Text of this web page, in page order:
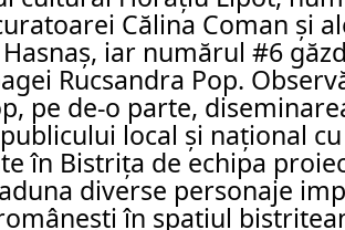
Călina Coman și
iar numărul #6
Rucsandra Pop.
pe de-o parte,
local și național
în Bistrița de echipa
diverse personaje
în spațiul